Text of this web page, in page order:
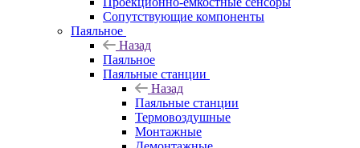
Сопутствующие компоненты
Паяльное
Назад
Паяльное
Паяльные станции
Назад
Паяльные станции
Термовоздушные
Монтажные